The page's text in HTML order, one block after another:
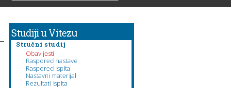
Studiji u Vitezu
Stručni studij
Obavijesti
Raspored nastave
Raspored ispita
Nastavni materijal
Rezultati ispita